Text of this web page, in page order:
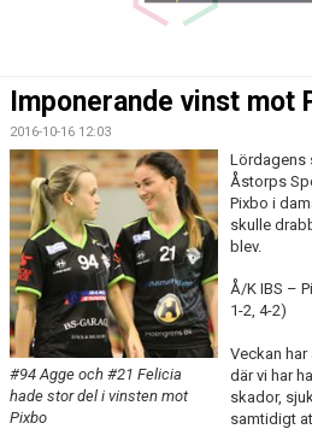
BILDGALLERI
DOKUMENT
KONTAKT
MATCHER
SERIETABELL
Imponerande vinst mot
2016-10-16 12:03
#94 Agge och #21 Felicia
hade stor del i vinsten mot
Pixbo
Lördagens
Åstorps
Pixbo i
skulle
blev.
Å/K IBS –
1-2, 4-2)
Veckan
där vi har
skador,
samtidigt